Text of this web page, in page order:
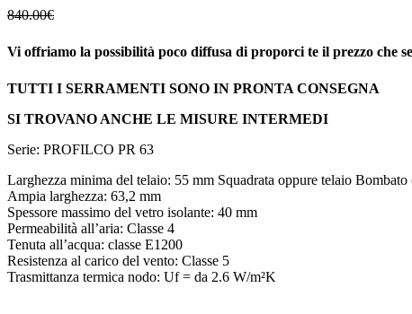
840.00€
Vi offriamo la possibilità poco diffusa di proporci te il prezzo che
TUTTI I SERRAMENTI SONO IN PRONTA CONSEGNA
SI TROVANO ANCHE LE MISURE INTERMEDI
Serie: PROFILCO PR 63
Larghezza minima del telaio: 55 mm Squadrata oppure telaio
Ampia larghezza: 63,2 mm
Spessore massimo del vetro isolante: 40 mm
Permeabilità all’aria: Classe 4
Tenuta all’acqua: classe E1200
Resistenza al carico del vento: Classe 5
Trasmittanza termica nodo: Uf = da 2.6 W/m²K